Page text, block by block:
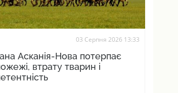
03 Серпня 2026 13:33
Асканія-Нова потерпає
втрату тварин і